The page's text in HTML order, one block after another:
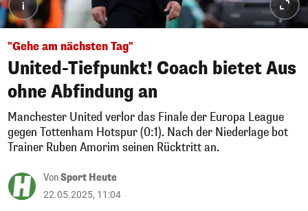
i
"Gehe am nächsten Tag"
United-Tiefpunkt! Coach bietet Aus
ohne Abfindung an
Manchester United verlor das Finale der Europa League
gegen Tottenham Hotspur (0:1). Nach der Niederlage bot
Trainer Ruben Amorim seinen Rücktritt an.
VonSport Heute
22.05.2025, 11:04